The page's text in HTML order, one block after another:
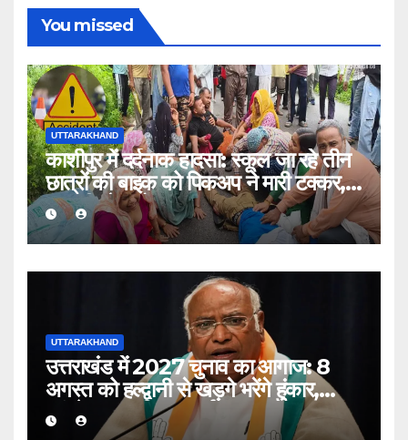
You missed
UTTARAKHAND
काशीपुर में दर्दनाक हादसा: स्कूल जा रहे तीन
छात्रों की बाइक को पिकअप ने मारी टक्कर,
एक की मौत, दो घायल
UTTARAKHAND
उत्तराखंड में 2027 चुनाव का आगाज: 8
अगस्त को हल्द्वानी से खड़गे भरेंगे हुंकार,
कांग्रेस का शक्ति प्रदर्शन